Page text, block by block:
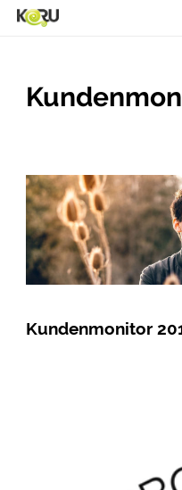
Kundenmonitor